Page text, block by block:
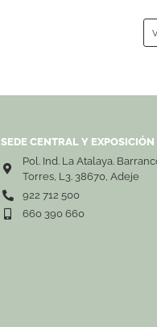
SEDE CENTRAL Y EXPOSICIÓN
Pol. Ind. La Atalaya.
Torres, L3. 38670, Adeje
922 712 500
660 390 660